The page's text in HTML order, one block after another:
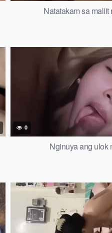
Natatakam sa maliit
0
Nginuya ang ulok